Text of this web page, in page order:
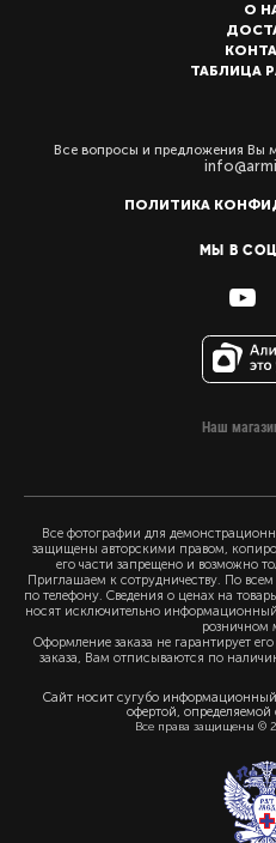
О
ТАБЛИЦА
Все вопросы и предложения Вы
ПОЛИТИКА
МЫ В
Наш
Все фотографии для
защищены авторскими правом,
его части запрещено и возможно
Приглашаем к сотрудничеству. По
по телефону. Сведения о ценах на
носят исключительно информационный
розничном
Оформление заказа не гарантирует
заказа, Вам отписываются по
Сайт носит сугубо информационный
офертой,
Все права защищены ©